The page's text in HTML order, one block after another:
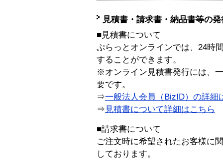
見積書・請求書・納品書等の
■見積書について
ぷらっとオンラインでは、24時
することができます。
※オンライン見積書発行には、
要です。
⇒一般法人会員（BizID）の詳細
⇒ 見積書について詳細はこちら
■請求書について
ご注文時に希望されたお客様に
しております。